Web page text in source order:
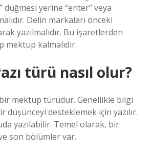
düğmesi yerine “enter” veya
Delin markaları önceki
yazılmalıdır. Bu işaretlerden
kalmalıdır.
türü nasıl olur?
mektup türüdür. Genellikle bilgi
düşünceyi desteklemek için yazılır.
yazılabilir. Temel olarak, bir
son bölümler var.